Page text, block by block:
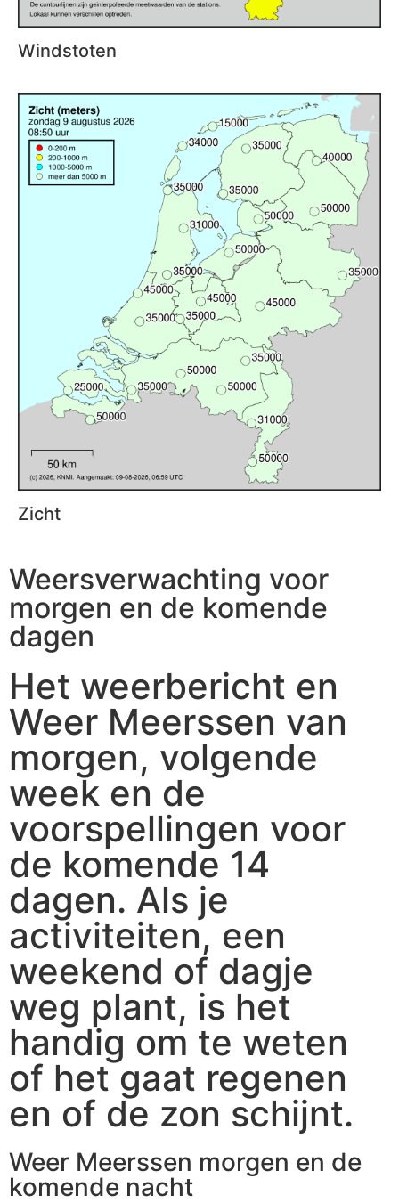
Windstoten
Zicht
Weersverwachting voor
morgen en de komende
dagen
Het weerbericht en
Weer Meerssen van
morgen, volgende
week en de
voorspellingen voor
de komende 14
dagen. Als je
activiteiten, een
weekend of dagje
weg plant, is het
handig om te weten
of het gaat regenen
en of de zon schijnt.
Weer Meerssen morgen en de
komende nacht